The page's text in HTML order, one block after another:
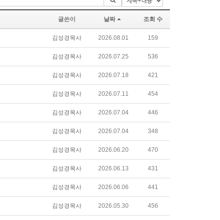
글쓴이 날짜 조회 수
김성경목사 2026.08.01 159
김성경목사 2026.07.25 536
김성경목사 2026.07.18 421
김성경목사 2026.07.11 454
김성경목사 2026.07.04 446
김성경목사 2026.07.04 348
김성경목사 2026.06.20 470
김성경목사 2026.06.13 431
김성경목사 2026.06.06 441
김성경목사 2026.05.30 456